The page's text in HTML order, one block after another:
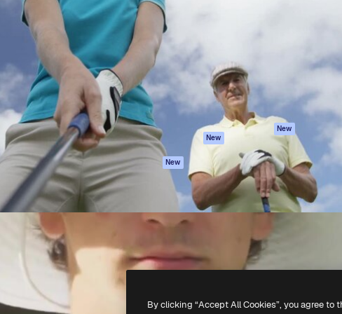
para você direcionar
Mais de 1 milhão de
criativos, empresas,
Spaces
Assistente de IA
Gerador de
imagens
Gerador de vídeos
Texto para voz
Conteúdo de stock
MCP para
Claude/ChatGPT
New
Agentes New
API
Todas as
ferramentas
Termos e
condições
Política de
privacidade
Originais
New
Política de cookies
Central de
confiabilidade
Afiliados
Empresas
Freepik Company S.L.U. Todos os direitos reservados.
By clicking “Accept All Cookies”, you agree